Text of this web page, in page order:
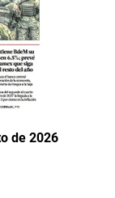
de 2026